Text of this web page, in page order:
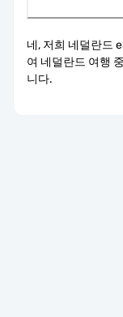
네, 저희 네덜란드
여 네덜란드 여행
니다.